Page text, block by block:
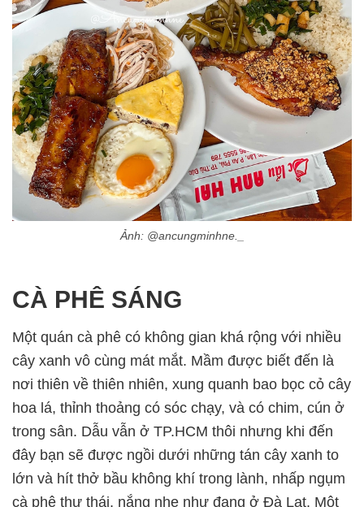
Ảnh: @ancungminhne._
CÀ PHÊ SÁNG
Một quán cà phê có không gian khá rộng với nhiều
cây xanh vô cùng mát mắt. Mầm được biết đến là
nơi thiên về thiên nhiên, xung quanh bao bọc cỏ cây
hoa lá, thỉnh thoảng có sóc chạy, và có chim, cún ở
trong sân. Dẫu vẫn ở TP.HCM thôi nhưng khi đến
đây bạn sẽ được ngồi dưới những tán cây xanh to
lớn và hít thở bầu không khí trong lành, nhấp ngụm
cà phê thư thái, nắng nhẹ như đang ở Đà Lạt. Một